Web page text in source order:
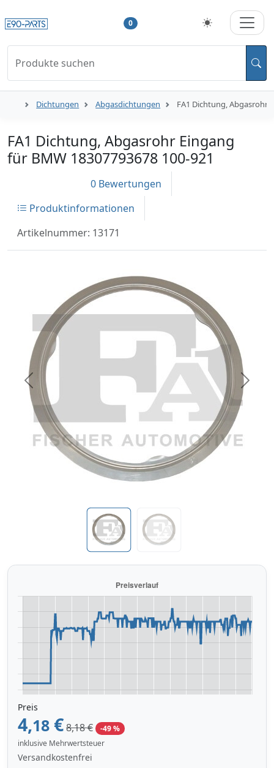
0
Produkte suchen
Dichtungen Abgasdichtungen FA1 Dichtung, Abgasrohr
FA1 Dichtung, Abgasrohr Eingang
für BMW 18307793678 100-921
0 Bewertungen
Produktinformationen
Artikelnummer: 13171
Previous Next
Preis
4,18 €8,18 €
-49 %
inklusive Mehrwertsteuer
Versandkostenfrei